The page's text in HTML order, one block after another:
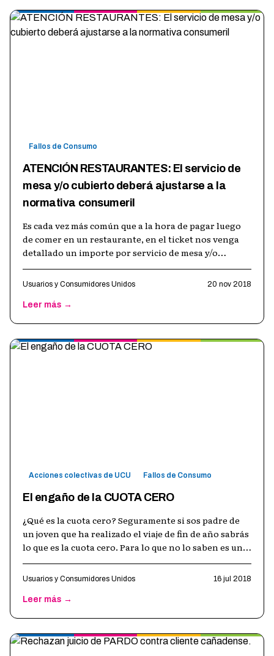
Fallos de Consumo
ATENCIÓN RESTAURANTES: El servicio de
mesa y/o cubierto deberá ajustarse a la
normativa consumeril
Es cada vez más común que a la hora de pagar luego
de comer en un restaurante, en el ticket nos venga
detallado un importe por servicio de mesa y/o
Usuarios y Consumidores Unidos 20 nov 2018
Leer más →
Acciones colectivas de UCU Fallos de Consumo
El engaño de la CUOTA CERO
¿Qué es la cuota cero? Seguramente si sos padre de
un joven que ha realizado el viaje de fin de año sabrás
lo que es la cuota cero. Para lo que no lo saben es una
Usuarios y Consumidores Unidos 16 jul 2018
Leer más →